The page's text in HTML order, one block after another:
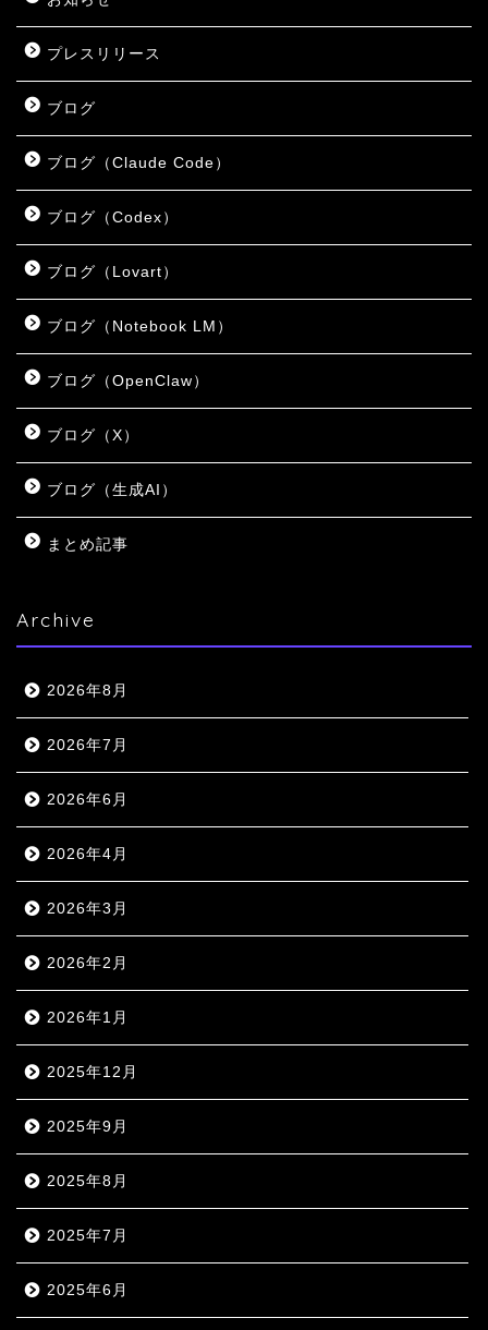
プレスリリース
ブログ
ブログ（Claude Code）
ブログ（Codex）
ブログ（Lovart）
ブログ（Notebook LM）
ブログ（OpenClaw）
ブログ（X）
ブログ（生成AI）
まとめ記事
Archive
2026年8月
2026年7月
2026年6月
2026年4月
2026年3月
2026年2月
2026年1月
2025年12月
2025年9月
2025年8月
2025年7月
2025年6月